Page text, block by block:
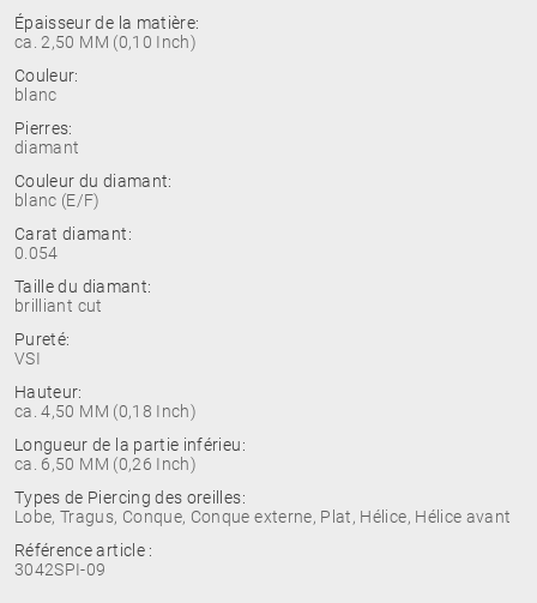
Épaisseur de la matière:
ca. 2,50 MM (0,10 Inch)
Couleur:
blanc
Pierres:
diamant
Couleur du diamant:
blanc (E/F)
Carat diamant:
0.054
Taille du diamant:
brilliant cut
Pureté:
VSI
Hauteur:
ca. 4,50 MM (0,18 Inch)
Longueur de la partie inférieu:
ca. 6,50 MM (0,26 Inch)
Types de Piercing des oreilles:
Lobe, Tragus, Conque, Conque externe, Plat, Hélice, Hélice avant
Référence article :
3042SPI-09